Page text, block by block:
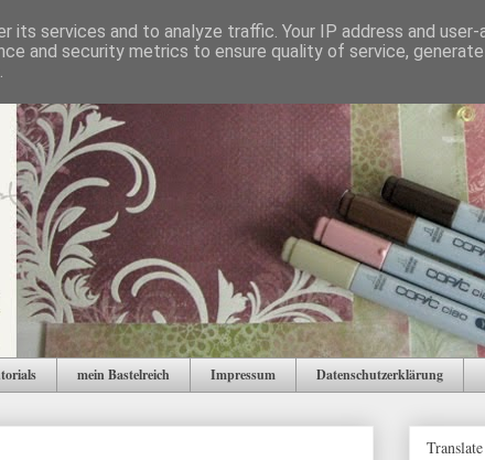
mein Bastelreich Impressum Datenschutzerklärung
Translate
its services and to analyze traffic. Your IP address and user-
and security metrics to ensure quality of service,